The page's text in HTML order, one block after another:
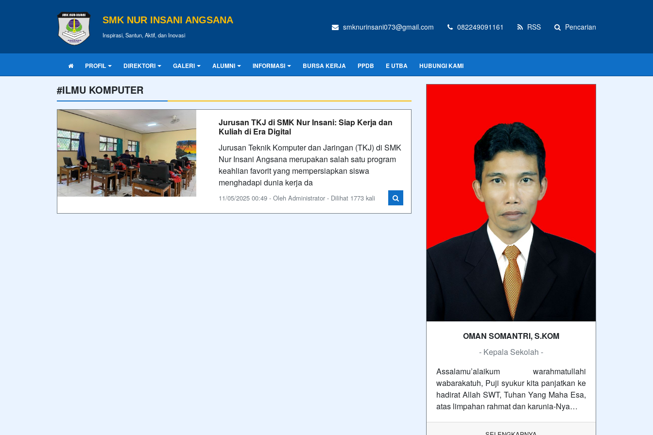
SMK NUR INSANI ANGSANA
Inspirasi, Santun, Aktif, dan Inovasi
smknurinsani073@gmail.com 082249091161 RSS Pencarian
PROFIL DIREKTORI GALERI ALUMNI INFORMASI BURSA KERJA PPDB E UTBA HUBUNGI KAMI
#ILMU KOMPUTER
Jurusan TKJ di SMK Nur Insani: Siap Kerja dan
Kuliah di Era Digital
Jurusan Teknik Komputer dan Jaringan (TKJ) di SMK
Nur Insani Angsana merupakan salah satu program
keahlian favorit yang mempersiapkan siswa
menghadapi dunia kerja da
11/05/2025 00:49 - Oleh Administrator - Dilihat 1773 kali
OMAN SOMANTRI, S.KOM
- Kepala Sekolah -
Assalamu’alaikum warahmatullahi
wabarakatuh, Puji syukur kita panjatkan ke
hadirat Allah SWT, Tuhan Yang Maha Esa,
atas limpahan rahmat dan karunia-Nya…